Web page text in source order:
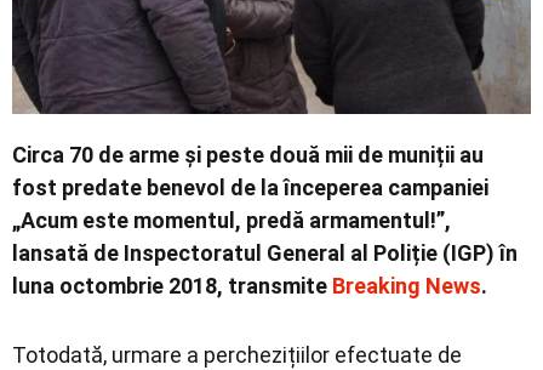
Circa 70 de arme și peste două mii de muniții au
fost predate benevol de la începerea campaniei
„Acum este momentul, predă armamentul!”,
lansată de Inspectoratul General al Poliție (IGP) în
luna octombrie 2018, transmite Breaking News.
Totodată, urmare a perchezițiilor efectuate de